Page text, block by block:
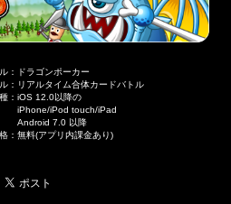
：
ドラゴンポーカー
： リアルタイム合体カードバトル
：iOS 12.0以降の
iPhone/iPod touch/iPad
Android 7.0 以降
：無料(アプリ内課金あり)